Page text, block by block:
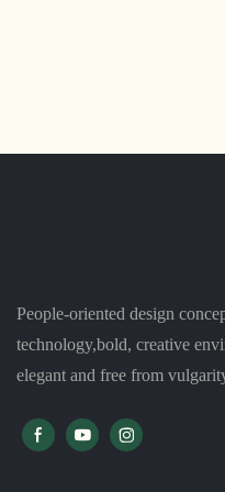
People-oriented design
technology,bold, creative
elegant and free from